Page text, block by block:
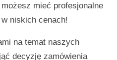
mieć profesjonalne
niskich cenach!
na temat naszych
decyzję zamówienia